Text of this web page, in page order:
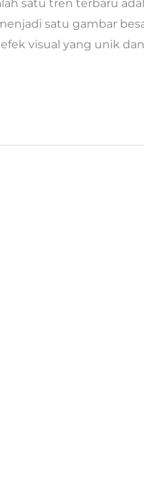
satu tren terbaru
satu gambar
visual yang unik